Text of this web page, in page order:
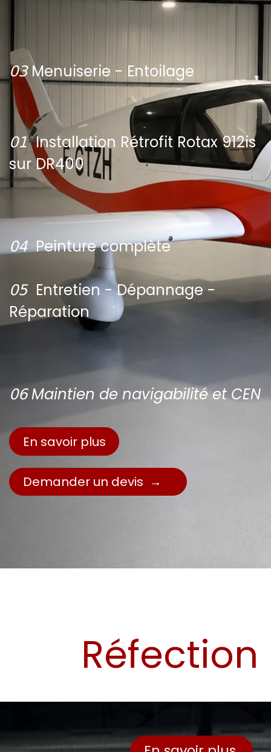
𝟢𝟥 ​ Menuiserie - Entoilage
𝟢𝟣Installation Rétrofit Rotax 912is
sur DR4​00
𝟢𝟦Peinture complète
𝟢𝟧Entretien - Dépannage -
Réparation
𝟢𝟨 Maintien de navigabilité et CEN
En savoir plus
Demander un devis →
Réfection